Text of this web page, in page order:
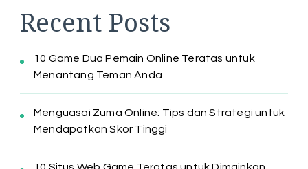
Recent Posts
10 Game Dua Pemain Online Teratas untuk
Menantang Teman Anda
Menguasai Zuma Online: Tips dan Strategi untuk
Mendapatkan Skor Tinggi
10 Situs Web Game Teratas untuk Dimainkan